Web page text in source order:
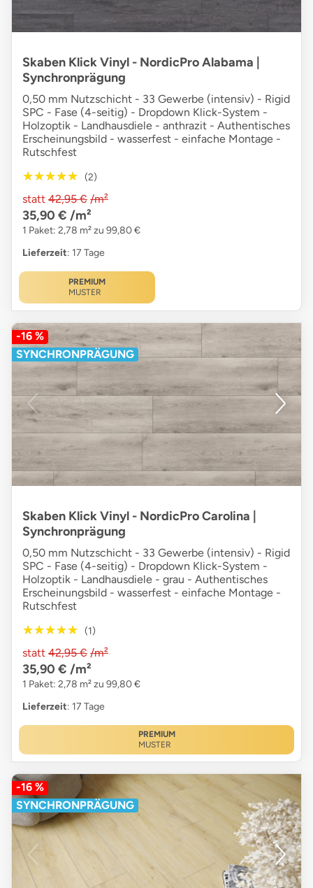
Skaben Klick Vinyl - NordicPro Alabama |
Synchronprägung
0,50 mm Nutzschicht - 33 Gewerbe (intensiv) - Rigid
SPC - Fase (4-seitig) - Dropdown Klick-System -
Holzoptik - Landhausdiele - anthrazit - Authentisches
Erscheinungsbild - wasserfest - einfache Montage -
Rutschfest
★★★★★
★★★★★ (2)
statt 42,95 € /m²
35,90 € /m²
1 Paket: 2,78 m² zu 99,80 €
Lieferzeit: 17 Tage
PREMIUM
MUSTER
-16 %
SYNCHRONPRÄGUNG
Skaben Klick Vinyl - NordicPro Carolina |
Synchronprägung
0,50 mm Nutzschicht - 33 Gewerbe (intensiv) - Rigid
SPC - Fase (4-seitig) - Dropdown Klick-System -
Holzoptik - Landhausdiele - grau - Authentisches
Erscheinungsbild - wasserfest - einfache Montage -
Rutschfest
★★★★★
★★★★★ (1)
statt 42,95 € /m²
35,90 € /m²
1 Paket: 2,78 m² zu 99,80 €
Lieferzeit: 17 Tage
PREMIUM
MUSTER
-16 %
SYNCHRONPRÄGUNG